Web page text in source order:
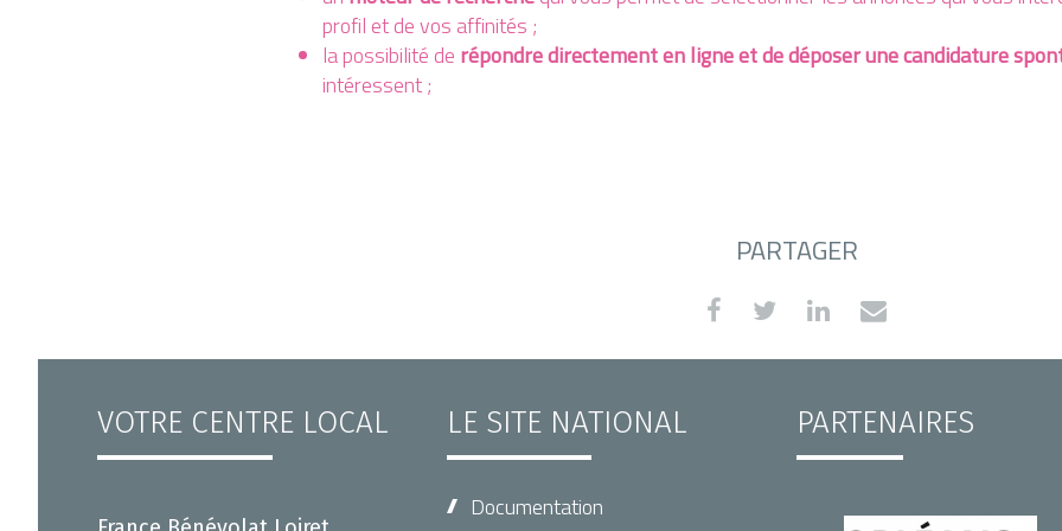
profil et de vos affinités ;
la possibilité de répondre directement en ligne et de déposer une candidature
intéressent ;
PARTAGER
VOTRE CENTRE LOCAL LE SITE NATIONAL
Documentation
PARTENAIRES